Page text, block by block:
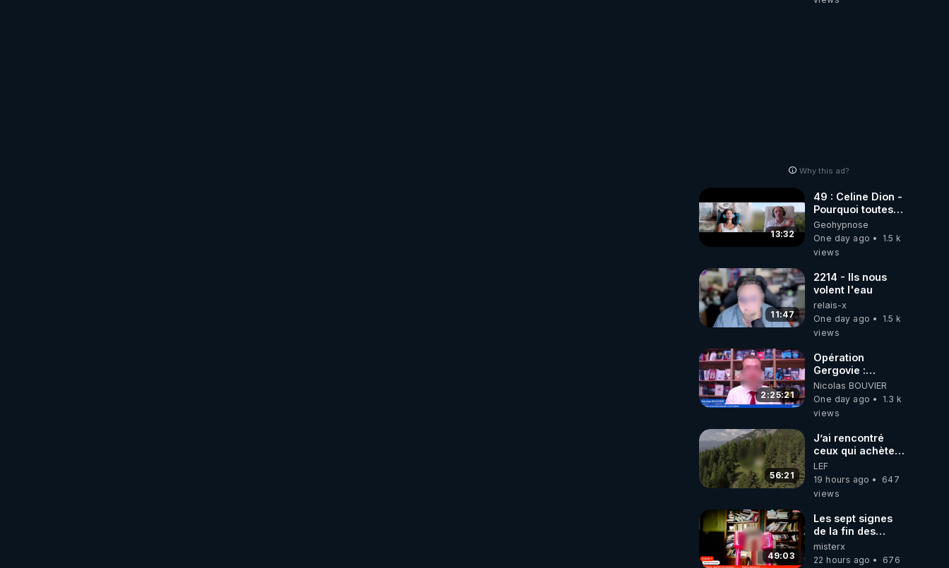
Why this ad?
13:32
49 : Celine Dion -
Pourquoi toutes
ces rumeurs ?
Enquête sous
hypnose
Geohypnose
One day ago
1.5 k
views
11:47
2214 - Ils nous
volent l'eau
relais-x
One day ago
1.5 k
views
2:25:21
Opération
Gergovie :
‪@38resistancegauloise‬
‪@MarionSigautOfficiel‬
‪@gladysriifard5710‬
Nicolas BOUVIER
One day ago
1.3 k
views
56:21
J’ai rencontré
ceux qui achètent
des bunkers pour
survivre à la fin
du monde
LEF
19 hours ago
647
views
49:03
Les sept signes
de la fin des
temps selon
l’intervenant
misterx
22 hours ago
676